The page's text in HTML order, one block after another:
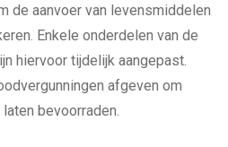
de aanvoer van levensmiddelen
Enkele onderdelen van de
hiervoor tijdelijk aangepast.
afgeven om
bevoorraden.